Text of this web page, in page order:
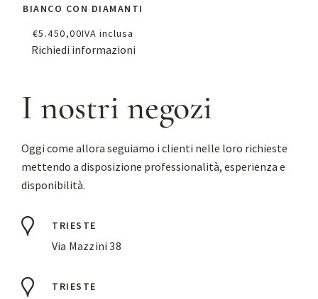
BIANCO CON DIAMANTI
€5.450,00IVA inclusa
Richiedi informazioni
I nostri negozi
Oggi come allora seguiamo i clienti nelle loro richieste
mettendo a disposizione professionalità, esperienza e
disponibilità.
TRIESTE
Via Mazzini 38
TRIESTE